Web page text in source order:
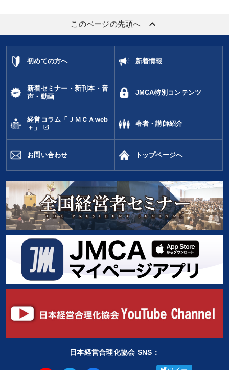
このページの先頭へ keyboard_arrow_up
初めての方へ 新着情報
新着セミナー・新刊本・音
声・動画
JMCA特別コンテンツ
経営コラム「ＪＭＣＡweb
＋」
open_in_new
著者・講師紹介
お問い合わせ トップページへ
日本経営合理化協会 SNS：